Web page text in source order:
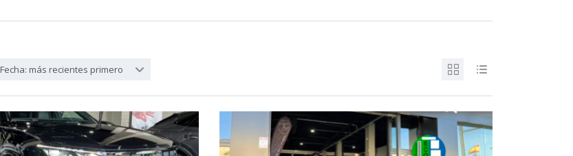
Fecha: más recientes primero